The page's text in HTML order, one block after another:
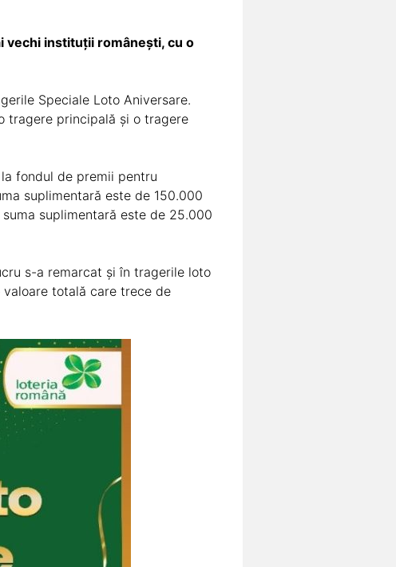
vechi instituții românești, cu o
Speciale Loto Aniversare.
tragere principală și o tragere
fondul de premii pentru
suplimentară este de 150.000
suplimentară este de 25.000
s-a remarcat și în tragerile loto
totală care trece de